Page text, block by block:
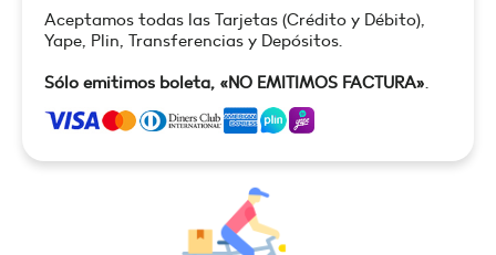
Aceptamos todas las Tarjetas (Crédito y Débito),
Yape, Plin, Transferencias y Depósitos.
Sólo emitimos boleta, «NO EMITIMOS FACTURA».